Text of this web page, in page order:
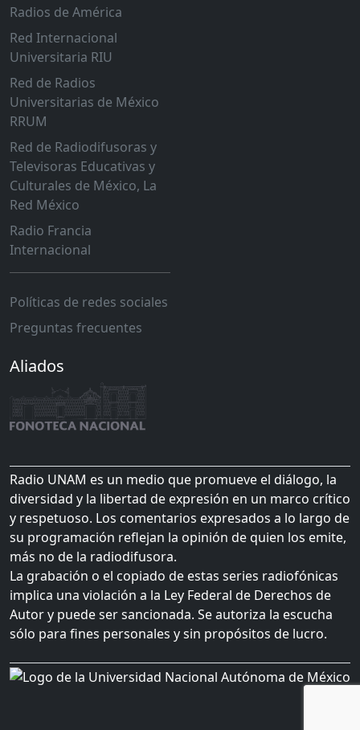
Radios de América
Red Internacional
Universitaria RIU
Red de Radios
Universitarias de México
RRUM
Red de Radiodifusoras y
Televisoras Educativas y
Culturales de México, La
Red México
Radio Francia
Internacional
Políticas de redes sociales
Preguntas frecuentes
Aliados
Radio UNAM es un medio que promueve el diálogo, la
diversidad y la libertad de expresión en un marco crítico
y respetuoso. Los comentarios expresados a lo largo de
su programación reflejan la opinión de quien los emite,
más no de la radiodifusora.
La grabación o el copiado de estas series radiofónicas
implica una violación a la Ley Federal de Derechos de
Autor y puede ser sancionada. Se autoriza la escucha
sólo para fines personales y sin propósitos de lucro.